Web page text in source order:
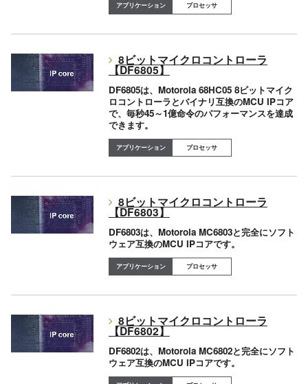
プロセッサ
8ビットマイクロコントローラ
【DF6805】
DF6805は、Motorola 68HC05 8ビットマイク
ロコントローラとバイナリ互換のMCU IPコア
で、毎秒45～1億命令のパフォーマンスを達成
できます。
プロセッサ
8ビットマイクロコントローラ
【DF6803】
DF6803は、Motorola MC6803と完全にソフト
ウェア互換のMCU IPコアです。
プロセッサ
8ビットマイクロコントローラ
【DF6802】
DF6802は、Motorola MC6802と完全にソフト
ウェア互換のMCU IPコアです。